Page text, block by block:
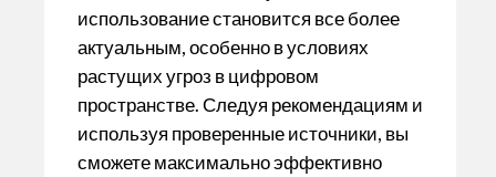
использование становится все более
актуальным, особенно в условиях
растущих угроз в цифровом
пространстве. Следуя рекомендациям и
используя проверенные источники, вы
сможете максимально эффективно